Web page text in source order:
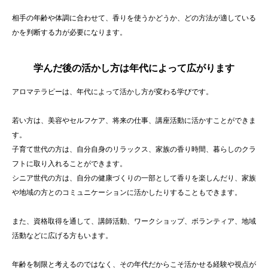
相手の年齢や体調に合わせて、香りを使うかどうか、どの方法が適している
かを判断する力が必要になります。
学んだ後の活かし方は年代によって広がります
アロマテラピーは、年代によって活かし方が変わる学びです。
若い方は、美容やセルフケア、将来の仕事、講座活動に活かすことができま
す。
子育て世代の方は、自分自身のリラックス、家族の香り時間、暮らしのクラ
フトに取り入れることができます。
シニア世代の方は、自分の健康づくりの一部として香りを楽しんだり、家族
や地域の方とのコミュニケーションに活かしたりすることもできます。
また、資格取得を通して、講師活動、ワークショップ、ボランティア、地域
活動などに広げる方もいます。
年齢を制限と考えるのではなく、その年代だからこそ活かせる経験や視点が